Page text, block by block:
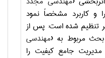
و کاربرد مشخصاً نمود
تنظیم شده است: پس از
بحث مربوط به ‹مهندسی
جامع کیفیت را